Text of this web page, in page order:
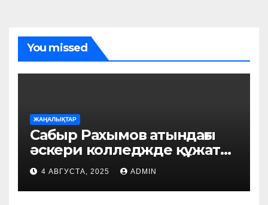
You missed
ЖАҢАЛЫҚТАР
Сабыр Рахымов атындағы
әскери колледжде құжат
қабылдау басталды
4 АВГУСТА, 2025 ADMIN